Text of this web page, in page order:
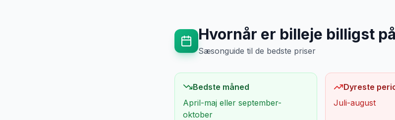
Hvornår er billeje billigst på
Sæsonguide til de bedste priser
Bedste måned
April-maj eller september-
oktober
Dyreste
Juli-august